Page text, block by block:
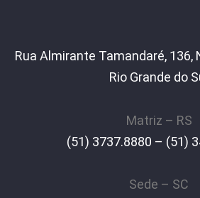
Rua Almirante Tamandaré, 136,
Rio Grande do
Matriz – RS
(51) 3737.8880 – (51)
Sede – SC